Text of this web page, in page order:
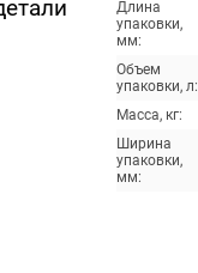
Длина
упаковки,
мм:
Объем
упаковки, л:
Масса, кг:
Ширина
упаковки,
мм: